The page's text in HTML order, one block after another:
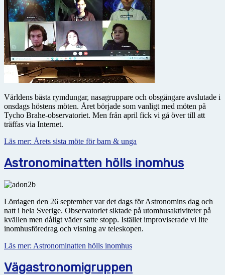
Världens bästa rymdungar, nasagruppare och obsgängare avslutade i
onsdags höstens möten. Året började som vanligt med möten på
Tycho Brahe-observatoriet. Men från april fick vi gå över till att
träffas via Internet.
Läs mer: Årets sista möte för barn & unga
Astronominatten hölls inomhus
Lördagen den 26 september var det dags för Astronomins dag och
natt i hela Sverige. Observatoriet siktade på utomhusaktiviteter på
kvällen men dåligt väder satte stopp. Istället improviserade vi lite
inomhusföredrag och visning av teleskopen.
Läs mer: Astronominatten hölls inomhus
Vägastronomigruppen